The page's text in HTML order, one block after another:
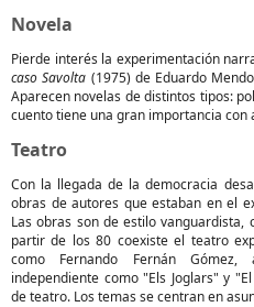
Novela
Pierde interés la experimentación
caso Savolta (1975) de Eduardo
Aparecen novelas de distintos tipos:
cuento tiene una gran importancia con
Teatro
Con la llegada de la democracia
obras de autores que estaban en el
Las obras son de estilo vanguardista,
partir de los 80 coexiste el teatro
como Fernando Fernán
independiente como "Els Joglars" y
de teatro. Los temas se centran en